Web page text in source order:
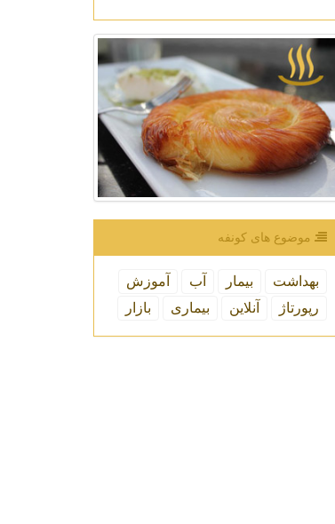
موضوع های كونفه
بهداشت بیمار آب
آموزش
رپورتاژ
آنلاین بیماری بازار